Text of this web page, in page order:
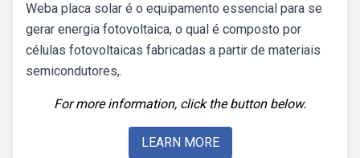
Weba placa solar é o equipamento essencial para se
gerar energia fotovoltaica, o qual é composto por
células fotovoltaicas fabricadas a partir de materiais
semicondutores,.
For more information, click the button below.
LEARN MORE